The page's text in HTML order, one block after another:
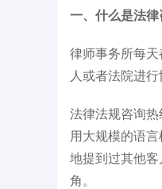
一、什么是法
律师事务所每
人或者法院进
法律法规咨询
用大规模的语
地提到过其他
角。
估》